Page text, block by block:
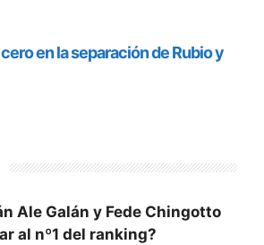
Ale Galán y Fede Chingotto
al nº1 del ranking?